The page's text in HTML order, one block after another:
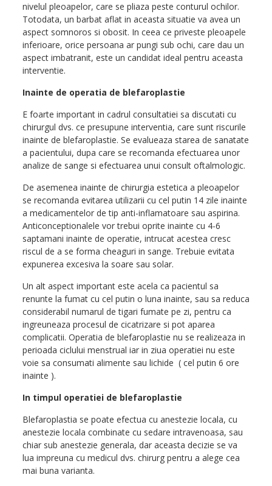
nivelul pleoapelor, care se pliaza peste conturul ochilor.
Totodata, un barbat aflat in aceasta situatie va avea un
aspect somnoros si obosit. In ceea ce priveste pleoapele
inferioare, orice persoana ar pungi sub ochi, care dau un
aspect imbatranit, este un candidat ideal pentru aceasta
interventie.
Inainte de operatia de blefaroplastie
E foarte important in cadrul consultatiei sa discutati cu
chirurgul dvs. ce presupune interventia, care sunt riscurile
inainte de blefaroplastie. Se evalueaza starea de sanatate
a pacientului, dupa care se recomanda efectuarea unor
analize de sange si efectuarea unui consult oftalmologic.
De asemenea inainte de chirurgia estetica a pleoapelor
se recomanda evitarea utilizarii cu cel putin 14 zile inainte
a medicamentelor de tip anti-inflamatoare sau aspirina.
Anticonceptionalele vor trebui oprite inainte cu 4-6
saptamani inainte de operatie, intrucat acestea cresc
riscul de a se forma cheaguri in sange. Trebuie evitata
expunerea excesiva la soare sau solar.
Un alt aspect important este acela ca pacientul sa
renunte la fumat cu cel putin o luna inainte, sau sa reduca
considerabil numarul de tigari fumate pe zi, pentru ca
ingreuneaza procesul de cicatrizare si pot aparea
complicatii. Operatia de blefaroplastie nu se realizeaza in
perioada ciclului menstrual iar in ziua operatiei nu este
voie sa consumati alimente sau lichide ( cel putin 6 ore
inainte ).
In timpul operatiei de blefaroplastie
Blefaroplastia se poate efectua cu anestezie locala, cu
anestezie locala combinate cu sedare intravenoasa, sau
chiar sub anestezie generala, dar aceasta decizie se va
lua impreuna cu medicul dvs. chirurg pentru a alege cea
mai buna varianta.